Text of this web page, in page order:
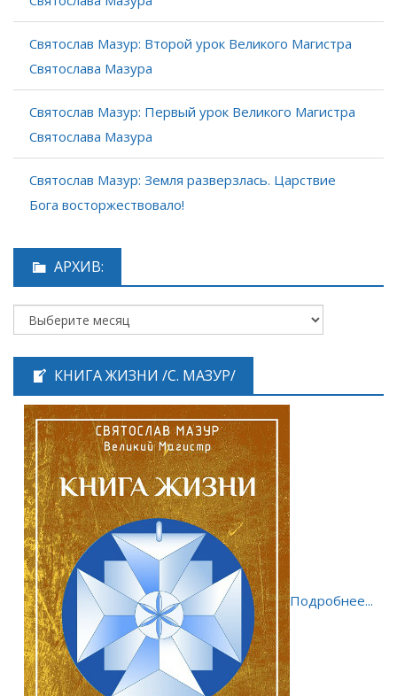
Святослав Мазур: Второй урок Великого Магистра
Святослава Мазура
Святослав Мазур: Первый урок Великого Магистра
Святослава Мазура
Святослав Мазур: Земля разверзлась. Царствие
Бога восторжествовало!
АРХИВ:
КНИГА ЖИЗНИ /С. МАЗУР/
Подробнее...